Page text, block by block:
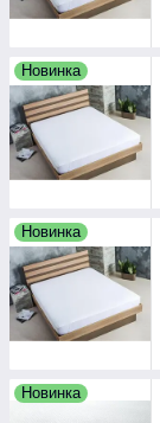
Новинка
Новинка
Новинка